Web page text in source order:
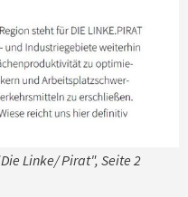
Linke/ Pirat", Seite 2